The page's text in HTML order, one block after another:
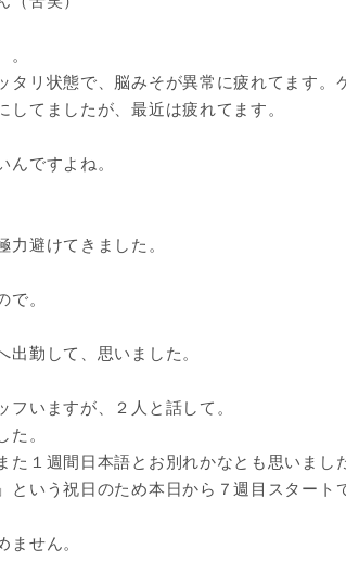
。
タリ状態で、脳みそが異常に疲れてます。
てましたが、最近は疲れてます。
んですよね。
避けてきました。
で。
勤して、思いました。
いますが、２人と話して。
た。
た１週間日本語とお別れかなとも思いまし
という祝日のため本日から７週目スタート
ません。